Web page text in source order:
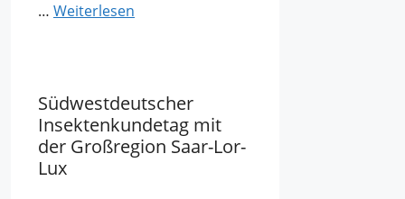
… Weiterlesen
Südwestdeutscher
Insektenkundetag mit
der Großregion Saar-Lor-
Lux